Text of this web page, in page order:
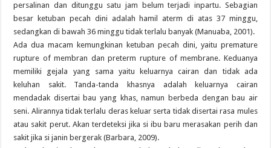
persalinan dan ditunggu satu jam belum terjadi inpartu. Sebagian
besar ketuban pecah dini adalah hamil aterm di atas 37 minggu,
sedangkan di bawah 36 minggu tidak terlalu banyak (Manuaba, 2001).
Ada dua macam kemungkinan ketuban pecah dini, yaitu premature
rupture of membran dan preterm rupture of membrane. Keduanya
memiliki gejala yang sama yaitu keluarnya cairan dan tidak ada
keluhan sakit. Tanda-tanda khasnya adalah keluarnya cairan
mendadak disertai bau yang khas, namun berbeda dengan bau air
seni. Alirannya tidak terlalu deras keluar serta tidak disertai rasa mules
atau sakit perut. Akan terdeteksi jika si ibu baru merasakan perih dan
sakit jika si janin bergerak (Barbara, 2009).